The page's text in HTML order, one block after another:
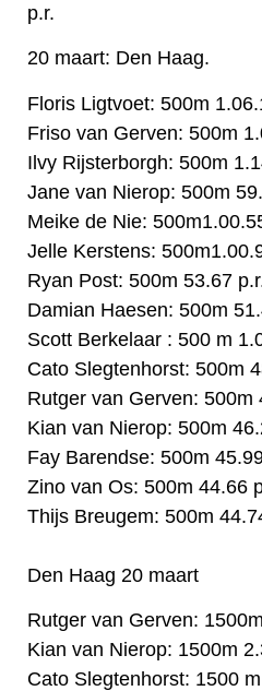
p.r.
20 maart: Den Haag.
Floris Ligtvoet: 500m
Friso van Gerven: 500m
Ilvy Rijsterborgh: 500m
Jane van Nierop: 500m
Meike de Nie:
Jelle Kerstens:
Ryan Post: 500m 53.67
Damian Haesen: 500m
Scott Berkelaar : 500 m
Cato Slegtenhorst: 500m
Rutger van Gerven: 500m
Kian van Nierop: 500m
Fay Barendse: 500m
Zino van Os: 500m 44.66
Thijs Breugem: 500m
Den Haag 20 maart
Rutger van Gerven:
Kian van Nierop: 1500m
Cato Slegtenhorst: 1500